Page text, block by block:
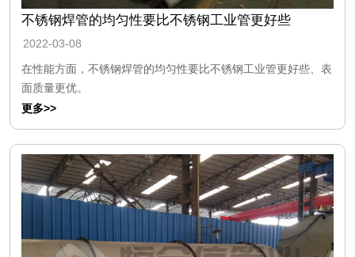
不锈钢焊管的均匀性要比不锈钢工业管更好些
2022-03-08
在性能方面，不锈钢焊管的均匀性要比不锈钢工业管更好些、表
面质量更优。
更多>>